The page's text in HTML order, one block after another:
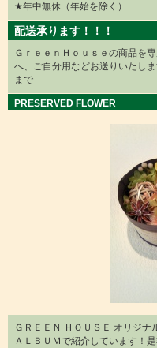
★年中無休（年始を除く）
配送承ります！！！
ＧｒｅｅｎＨｏｕｓｅの商品を
へ、ご自分用などお送りいたし
まで
PRESERVED FLOWER
ＧＲＥＥＮ ＨＯＵＳＥ オリジナ
ＡＬＢＵＭで紹介しています！